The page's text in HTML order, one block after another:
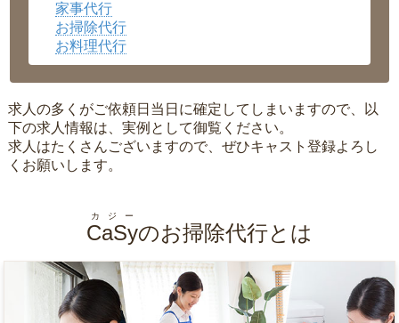
家事代行
お掃除代行
お料理代行
求人の多くがご依頼日当日に確定してしまいますので、以
下の求人情報は、実例として御覧ください。
求人はたくさんございますので、ぜひキャスト登録よろし
くお願いします。
CaSy
カジー
のお掃除代行とは